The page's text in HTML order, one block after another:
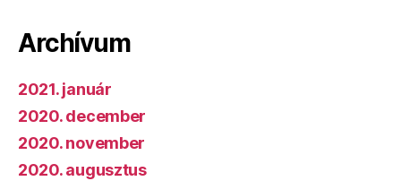
Archívum
2021. január
2020. december
2020. november
2020. augusztus